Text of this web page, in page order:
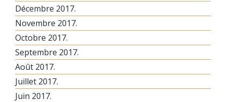
Décembre 2017.
Novembre 2017.
Octobre 2017.
Septembre 2017.
Août 2017.
Juillet 2017.
Juin 2017.